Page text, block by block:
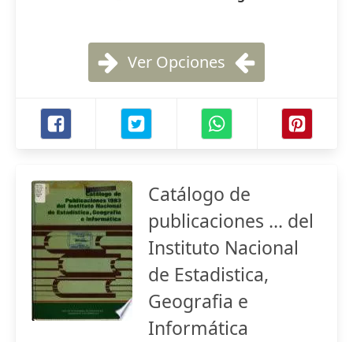
Ver Opciones
Catálogo de
publicaciones ... del
Instituto Nacional
de Estadistica,
Geografia e
Informática